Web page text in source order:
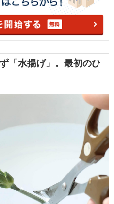
「水揚げ」。最初のひ